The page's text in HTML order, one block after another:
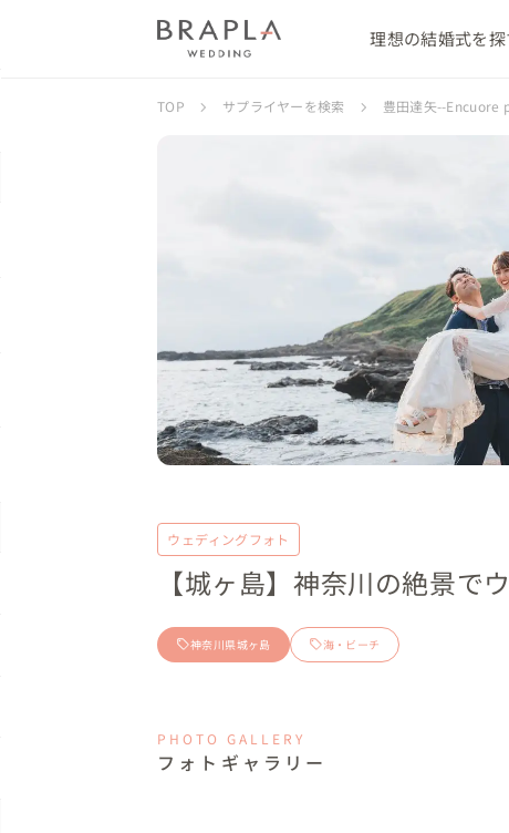
理想の結婚式を探
TOP サプライヤーを検索 豊田達矢--Encuore
ウェディングフォト
【城ヶ島】神奈川の絶景で
神奈川県城ヶ島 海・ビーチ
PHOTO GALLERY
フォトギャラリー